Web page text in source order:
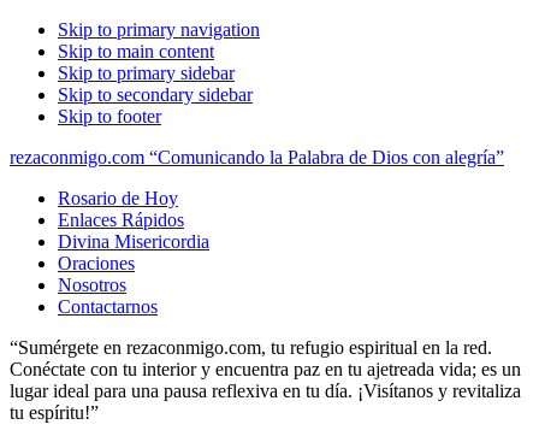
Skip to primary navigation
Skip to main content
Skip to primary sidebar
Skip to secondary sidebar
Skip to footer
rezaconmigo.com “Comunicando la Palabra de Dios con alegría”
Rosario de Hoy
Enlaces Rápidos
Divina Misericordia
Oraciones
Nosotros
Contactarnos
“Sumérgete en rezaconmigo.com, tu refugio espiritual en la red.
Conéctate con tu interior y encuentra paz en tu ajetreada vida; es un
lugar ideal para una pausa reflexiva en tu día. ¡Visítanos y revitaliza
tu espíritu!”